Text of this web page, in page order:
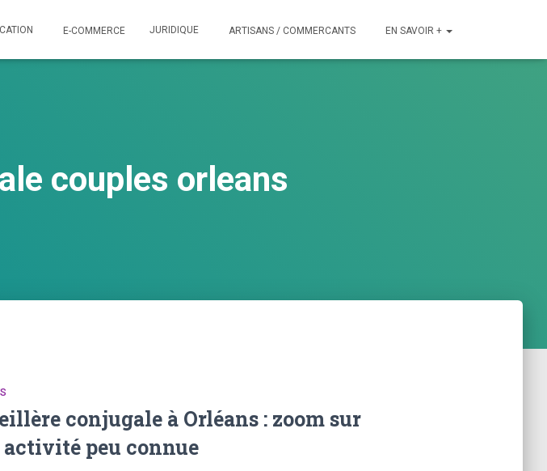
E-COMMERCE JURIDIQUE ARTISANS / COMMERCANTS EN SAVOIR +
couples orleans
conjugale à Orléans : zoom sur
activité peu connue